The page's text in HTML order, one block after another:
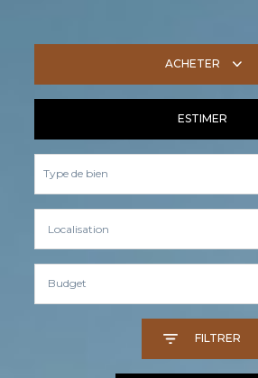
ACHETER
ESTIMER
Type de bien
Budget
FILTRER